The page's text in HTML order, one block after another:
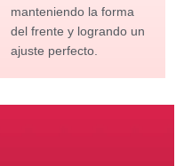
manteniendo la forma
del frente y logrando un
ajuste perfecto.